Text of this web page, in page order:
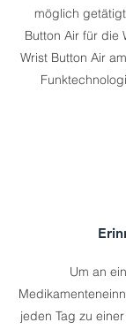
möglich
Button Air für die
Wrist Button Air
Um an
jeden Tag zu